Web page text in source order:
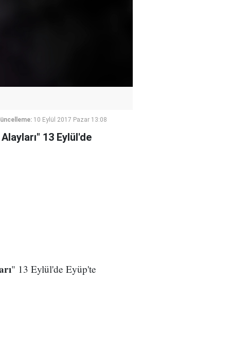
10 Eylül 2017 Pazar 13:08
13 Eylül'de
" 13 Eylül'de Eyüp'te